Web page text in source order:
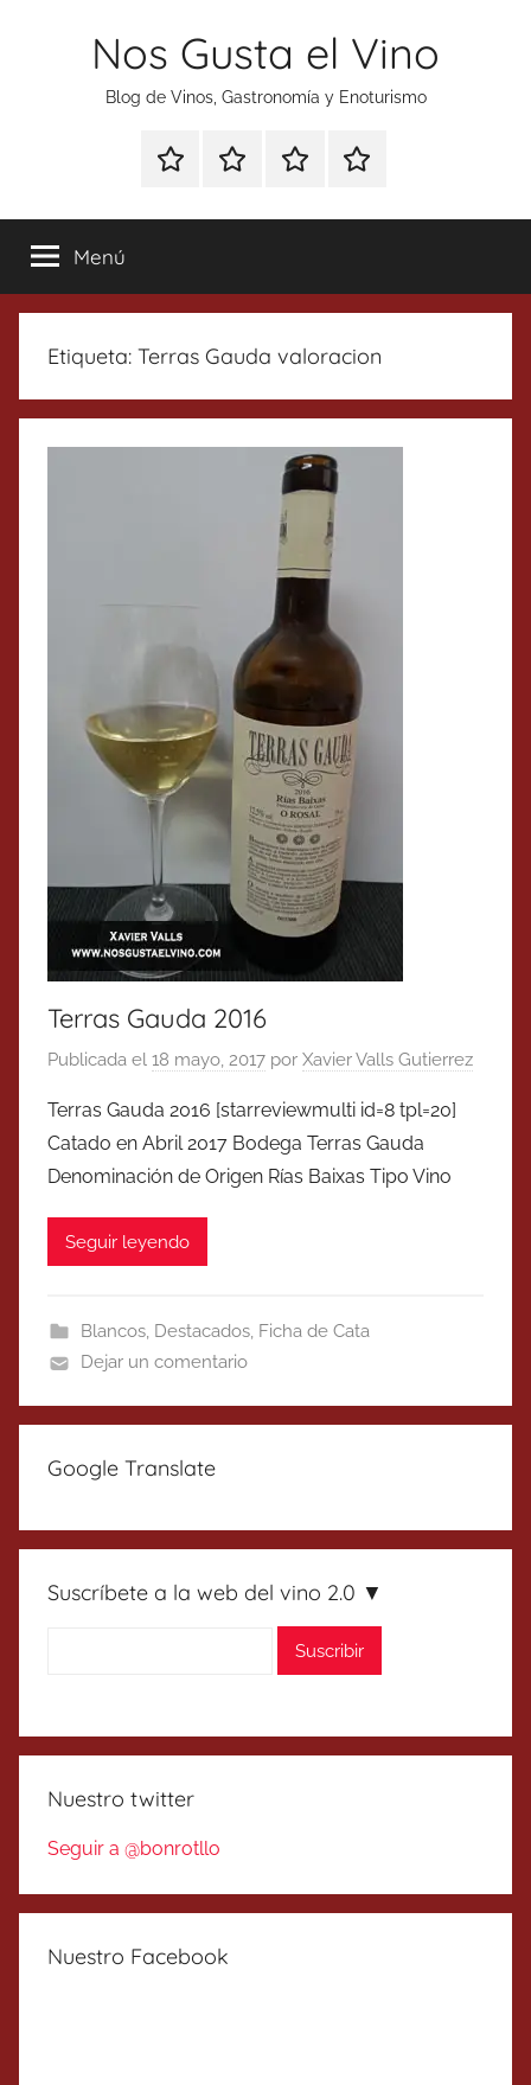
Nos Gusta el Vino
Blog de Vinos, Gastronomía y Enoturismo
Especial
Tonics
Enoturismo
Gastronomía
RankingContacto
Menú
Etiqueta: Terras Gauda valoracion
Terras Gauda 2016
Publicada el 18 mayo, 2017 por Xavier Valls Gutierrez
Terras Gauda 2016 [starreviewmulti id=8 tpl=20]
Catado en Abril 2017 Bodega Terras Gauda
Denominación de Origen Rías Baixas Tipo Vino
Seguir leyendo
Blancos, Destacados, Ficha de Cata
Dejar un comentario
Google Translate
Suscríbete a la web del vino 2.0 ▼
Nuestro twitter
Seguir a @bonrotllo
Nuestro Facebook